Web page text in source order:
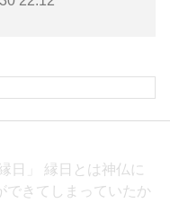
日」 縁日とは神仏に
できてしまっていたか